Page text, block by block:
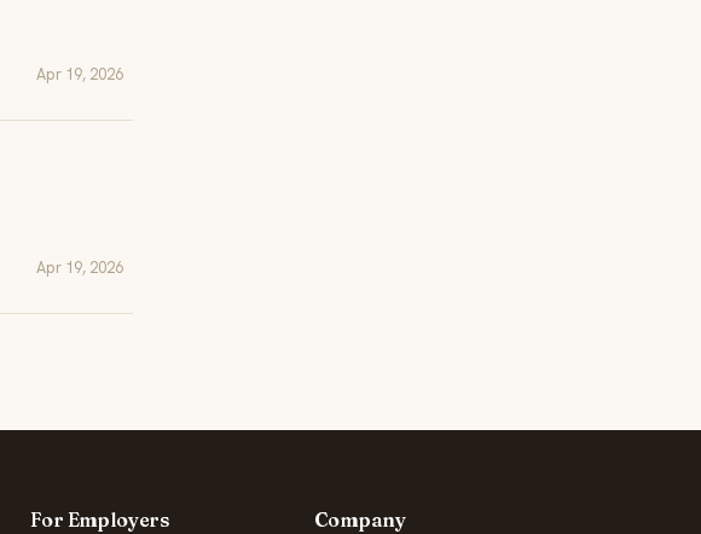
Apr 19, 2026
Apr 19, 2026
For Employers Company